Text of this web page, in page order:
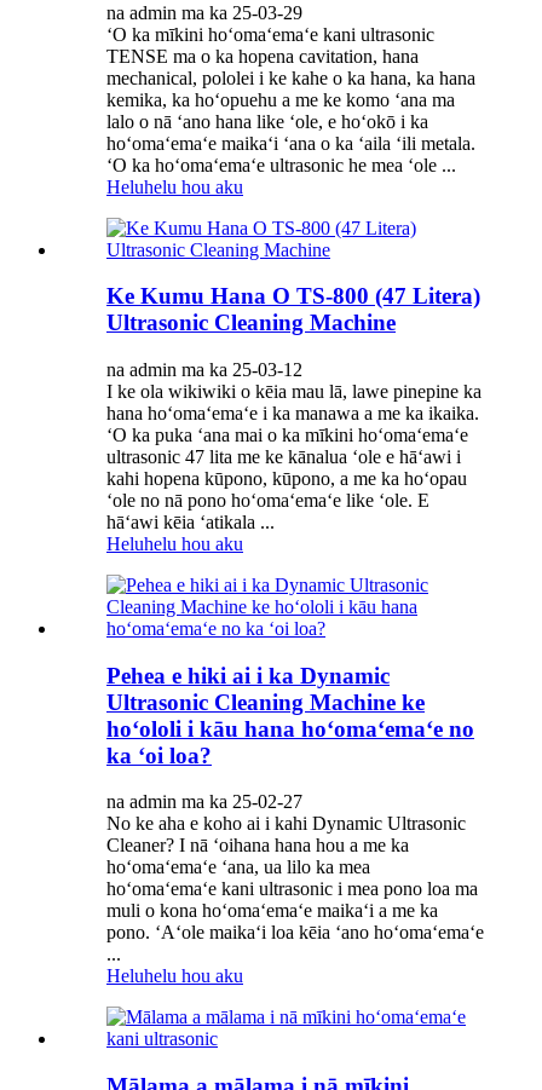
na admin ma ka 25-03-29
ʻO ka mīkini hoʻomaʻemaʻe kani ultrasonic
TENSE ma o ka hopena cavitation, hana
mechanical, pololei i ke kahe o ka hana, ka hana
kemika, ka hoʻopuehu a me ke komo ʻana ma
lalo o nā ʻano hana like ʻole, e hoʻokō i ka
hoʻomaʻemaʻe maikaʻi ʻana o ka ʻaila ʻili metala.
ʻO ka hoʻomaʻemaʻe ultrasonic he mea ʻole ...
Heluhelu hou aku
Ke Kumu Hana O TS-800 (47 Litera)
Ultrasonic Cleaning Machine
na admin ma ka 25-03-12
I ke ola wikiwiki o kēia mau lā, lawe pinepine ka
hana hoʻomaʻemaʻe i ka manawa a me ka ikaika.
ʻO ka puka ʻana mai o ka mīkini hoʻomaʻemaʻe
ultrasonic 47 lita me ke kānalua ʻole e hāʻawi i
kahi hopena kūpono, kūpono, a me ka hoʻopau
ʻole no nā pono hoʻomaʻemaʻe like ʻole. E
hāʻawi kēia ʻatikala ...
Heluhelu hou aku
Pehea e hiki ai i ka Dynamic
Ultrasonic Cleaning Machine ke
hoʻololi i kāu hana hoʻomaʻemaʻe no
ka ʻoi loa?
na admin ma ka 25-02-27
No ke aha e koho ai i kahi Dynamic Ultrasonic
Cleaner? I nā ʻoihana hana hou a me ka
hoʻomaʻemaʻe ʻana, ua lilo ka mea
hoʻomaʻemaʻe kani ultrasonic i mea pono loa ma
muli o kona hoʻomaʻemaʻe maikaʻi a me ka
pono. ʻAʻole maikaʻi loa kēia ʻano hoʻomaʻemaʻe
...
Heluhelu hou aku